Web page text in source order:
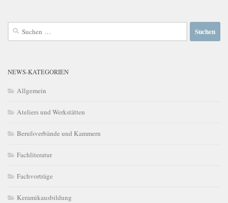
Suchen
NEWS-KATEGORIEN
Allgemein
Ateliers und Werkstätten
Berufsverbände und Kammern
Fachliteratur
Fachvorträge
Keramikausbildung